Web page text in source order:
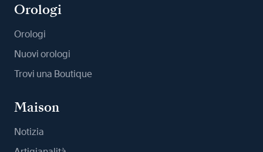
Orologi
Orologi
Nuovi orologi
Trovi una Boutique
Maison
Notizia